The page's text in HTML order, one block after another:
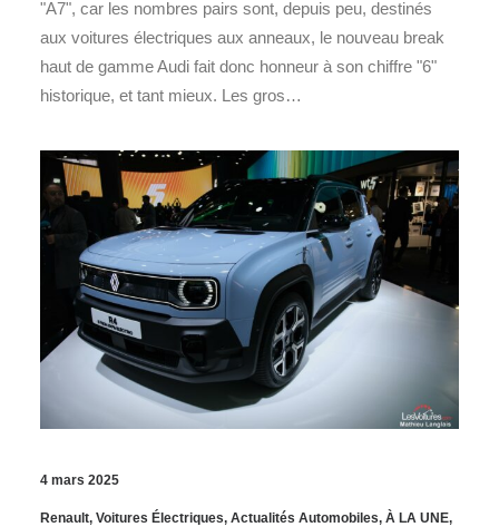
"A7", car les nombres pairs sont, depuis peu, destinés
aux voitures électriques aux anneaux, le nouveau break
haut de gamme Audi fait donc honneur à son chiffre "6"
historique, et tant mieux. Les gros…
4 mars 2025
Renault, Voitures Électriques, Actualités Automobiles, À LA UNE,